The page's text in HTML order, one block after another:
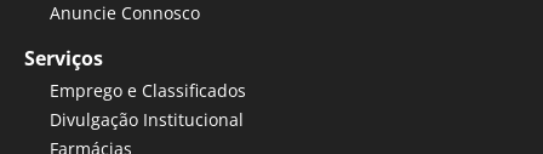
Anuncie Connosco
Serviços
Emprego e Classificados
Divulgação Institucional
Farmácias